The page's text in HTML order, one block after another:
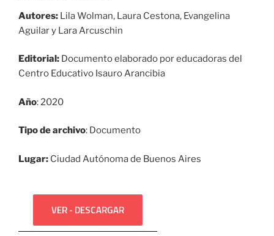
Autores: Lila Wolman, Laura Cestona, Evangelina
Aguilar y Lara Arcuschin
Editorial: Documento elaborado por educadoras del
Centro Educativo Isauro Arancibia
Año: 2020
Tipo de archivo: Documento
Lugar: Ciudad Autónoma de Buenos Aires
VER - DESCARGAR